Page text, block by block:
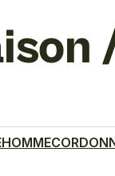
HOMME